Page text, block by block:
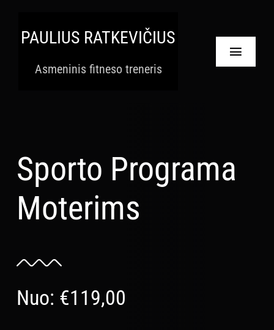
contentPAULIUS RATKEVIČIUS
Asmeninis fitneso treneris
Toggle
Apie
Krepšelis
Sporto Programa
Moterims
Nuo: €119,00